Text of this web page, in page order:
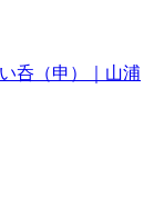
呑（申）｜山浦